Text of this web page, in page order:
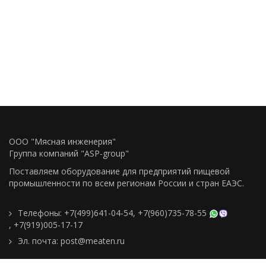
ООО "Мясная инженерия"
Группа компаний "ASP-group"
Поставляем оборудование для предприятий пищевой
промышленности по всем регионам Росcии и стран ЕАЭС.
Телефоны: +7(499)641-04-54, +7(960)735-78-55
, +7(919)005-17-17
Эл. почта: post@meaten.ru